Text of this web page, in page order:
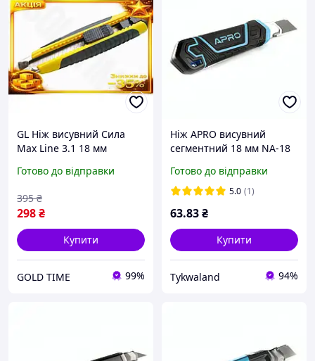
GL Ніж висувний Сила
Max Line 3.1 18 мм
для розрізання паперу та
Готово до відправки
298₴
395 ₴
Купити
GOLD TIME 99%
Ніж APRO висувний
сегментний 18 мм NA-18
Готово до відправки
5.0 (1)
63.83₴
Купити
Tykwaland 94%